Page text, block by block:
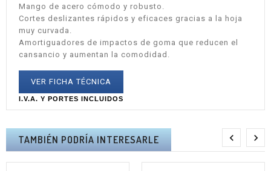
Mango de acero cómodo y robusto.
Cortes deslizantes rápidos y eficaces gracias a la hoja
muy curvada.
Amortiguadores de impactos de goma que reducen el
cansancio y aumentan la comodidad.
VER FICHA TÉCNICA
I.V.A. Y PORTES INCLUIDOS
TAMBIÉN PODRÍA INTERESARLE  